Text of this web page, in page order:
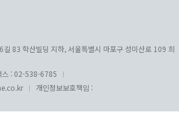
길 83 학산빌딩 지하, 서울특별시 마포구 성미산로 109 희
스 : 02-538-6785
개인정보보호책임 :